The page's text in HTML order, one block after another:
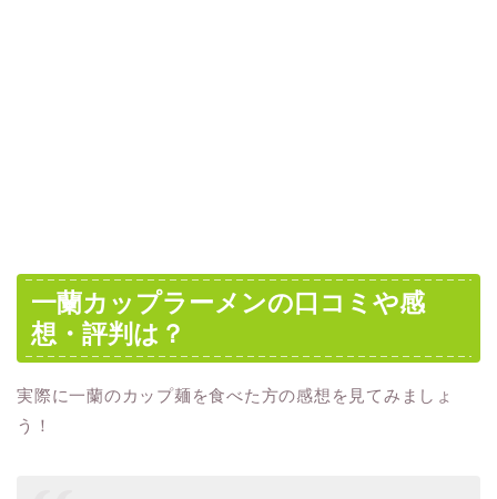
一蘭カップラーメンの口コミや感
想・評判は？
実際に一蘭のカップ麺を食べた方の感想を見てみましょ
う！